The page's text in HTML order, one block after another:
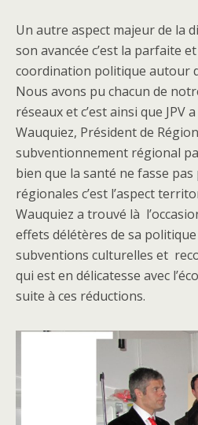
Un autre aspect majeur de la
son avancée c’est la parfaite
coordination politique autour
Nous avons pu chacun de
réseaux et c’est ainsi que JPV
Wauquiez, Président de
subventionnement régional
bien que la santé ne fasse
régionales c’est l’aspect
Wauquiez a trouvé là
effets délétères de sa
subventions culturelles et
qui est en délicatesse avec
suite à ces réductions.